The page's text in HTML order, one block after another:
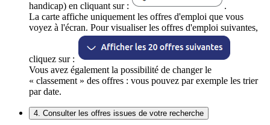
handicap) en cliquant sur :
.
La carte affiche uniquement les offres d'emploi que vous
voyez à l'écran. Pour visualiser les offres d'emploi suivantes,
cliquez sur :
Vous avez également la possibilité de changer le
« classement » des offres : vous pouvez par exemple les trier
par date.
4. Consulter les offres issues de votre recherche